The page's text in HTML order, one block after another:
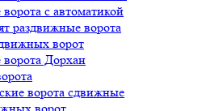
с автоматикой
раздвижные ворота
ворот
Дорхан
ворота сдвижные